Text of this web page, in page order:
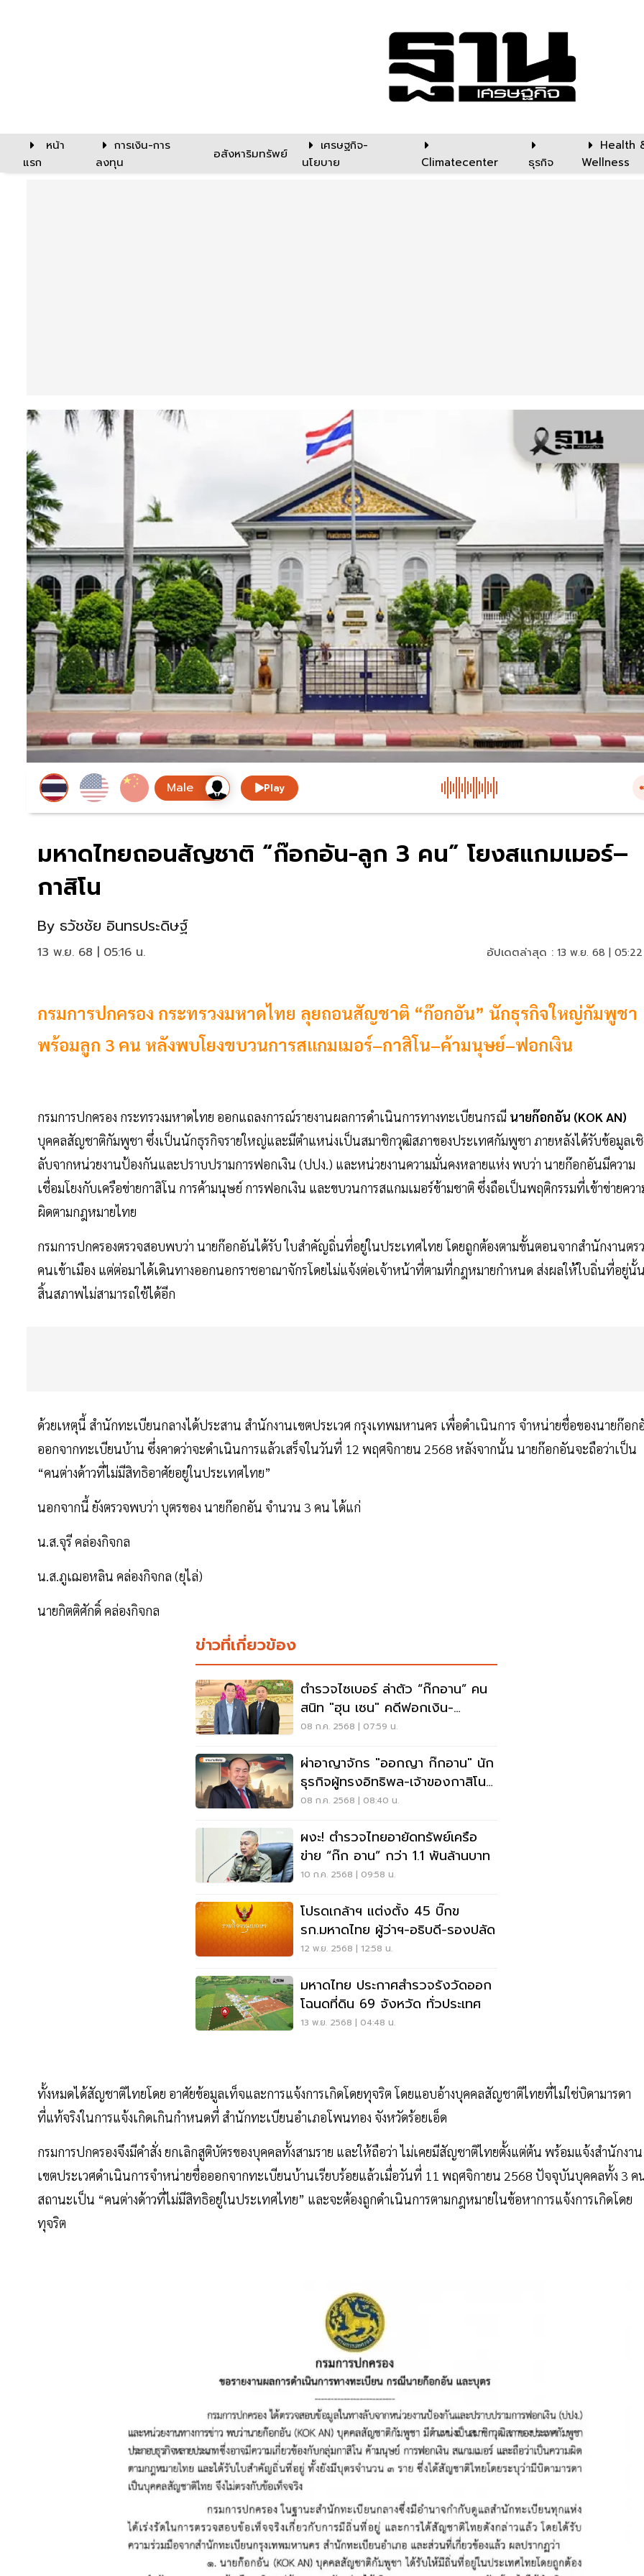
หน้า
แรก
การเงิน-การ
ลงทุน
อสังหาริมทรัพย์
เศรษฐกิจ-
นโยบาย
Climatecenter ธุรกิจ
Health
Wellness
Play
มหาดไทยถอนสัญชาติ “ก๊อกอัน-ลูก 3 คน” โยงสแกมเมอร์–
กาสิโน
By ธวัชชัย อินทรประดิษฐ์
13 พ.ย. 68 | 05:16 น. อัปเดตล่าสุด : 13 พ.ย. 68 |
กรมการปกครอง กระทรวงมหาดไทย ลุยถอนสัญชาติ “ก๊อกอัน” นักธุรกิจใหญ่กัมพูชา
พร้อมลูก 3 คน หลังพบโยงขบวนการสแกมเมอร์–กาสิโน–ค้ามนุษย์–ฟอกเงิน
กรมการปกครอง กระทรวงมหาดไทย ออกแถลงการณ์รายงานผลการดำเนินการทางทะเบียนกรณี นายก๊อกอัน (KOK AN)
บุคคลสัญชาติกัมพูชา ซึ่งเป็นนักธุรกิจรายใหญ่และมีตำแหน่งเป็นสมาชิกวุฒิสภาของประเทศกัมพูชา ภายหลังได้รับข้อมูลเชิ
ลับจากหน่วยงานป้องกันและปราบปรามการฟอกเงิน (ปปง.) และหน่วยงานความมั่นคงหลายแห่ง พบว่า นายก๊อกอันมีความ
เชื่อมโยงกับเครือข่ายกาสิโน การค้ามนุษย์ การฟอกเงิน และขบวนการสแกมเมอร์ข้ามชาติ ซึ่งถือเป็นพฤติกรรมที่เข้าข่ายคว
ผิดตามกฎหมายไทย
กรมการปกครองตรวจสอบพบว่า นายก๊อกอันได้รับ ใบสำคัญถิ่นที่อยู่ในประเทศไทย โดยถูกต้องตามขั้นตอนจากสำนักงานตร
คนเข้าเมือง แต่ต่อมาได้เดินทางออกนอกราชอาณาจักรโดยไม่แจ้งต่อเจ้าหน้าที่ตามที่กฎหมายกำหนด ส่งผลให้ใบถิ่นที่อยู่นั้
สิ้นสภาพไม่สามารถใช้ได้อีก
ด้วยเหตุนี้ สำนักทะเบียนกลางได้ประสาน สำนักงานเขตประเวศ กรุงเทพมหานคร เพื่อดำเนินการ จำหน่ายชื่อของนายก๊อก
ออกจากทะเบียนบ้าน ซึ่งคาดว่าจะดำเนินการแล้วเสร็จในวันที่ 12 พฤศจิกายน 2568 หลังจากนั้น นายก๊อกอันจะถือว่าเป็น
“คนต่างด้าวที่ไม่มีสิทธิอาศัยอยู่ในประเทศไทย”
นอกจากนี้ ยังตรวจพบว่า บุตรของ นายก๊อกอัน จำนวน 3 คน ได้แก่
น.ส.จุรี คล่องกิจกล
น.ส.ภูเฌอหลิน คล่องกิจกล (ยุไล่)
นายกิตติศักดิ์ คล่องกิจกล
ข่าวที่เกี่ยวข้อง
ตำรวจไซเบอร์ ล่าตัว “ก๊กอาน” คน
สนิท "ฮุน เซน" คดีฟอกเงิน-
อาชญากรรมข้ามชาติ
08 ก.ค. 2568 | 07:59 น.
ผ่าอาญาจักร "ออกญา ก๊กอาน" นัก
ธุรกิจผู้ทรงอิทธิพล-เจ้าของกาสิโน
กัมพูชา
08 ก.ค. 2568 | 08:40 น.
ผงะ! ตำรวจไทยอายัดทรัพย์เครือ
ข่าย “ก๊ก อาน” กว่า 1.1 พันล้านบาท
10 ก.ค. 2568 | 09:58 น.
โปรดเกล้าฯ แต่งตั้ง 45 บิ๊กข
รก.มหาดไทย ผู้ว่าฯ-อธิบดี-รองปลัด
12 พ.ย. 2568 | 12:58 น.
มหาดไทย ประกาศสำรวจรังวัดออก
โฉนดที่ดิน 69 จังหวัด ทั่วประเทศ
13 พ.ย. 2568 | 04:48 น.
ทั้งหมดได้สัญชาติไทยโดย อาศัยข้อมูลเท็จและการแจ้งการเกิดโดยทุจริต โดยแอบอ้างบุคคลสัญชาติไทยที่ไม่ใช่บิดามารดา
ที่แท้จริงในการแจ้งเกิดเกินกำหนดที่ สำนักทะเบียนอำเภอโพนทอง จังหวัดร้อยเอ็ด
กรมการปกครองจึงมีคำสั่ง ยกเลิกสูติบัตรของบุคคลทั้งสามราย และให้ถือว่า ไม่เคยมีสัญชาติไทยตั้งแต่ต้น พร้อมแจ้งสำนักงาน
เขตประเวศดำเนินการจำหน่ายชื่อออกจากทะเบียนบ้านเรียบร้อยแล้วเมื่อวันที่ 11 พฤศจิกายน 2568 ปัจจุบันบุคคลทั้ง 3 ค
สถานะเป็น “คนต่างด้าวที่ไม่มีสิทธิอยู่ในประเทศไทย” และจะต้องถูกดำเนินการตามกฎหมายในข้อหาการแจ้งการเกิดโดย
ทุจริต